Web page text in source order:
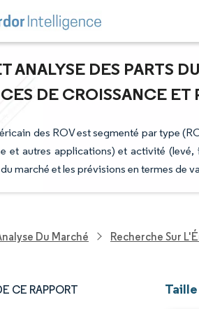
ANALYSE DES PARTS
DE CROISSANCE ET
des ROV est segmenté par type
et autres applications) et activité
marché et les prévisions en termes de
Du Marché Recherche Sur
CE RAPPORT